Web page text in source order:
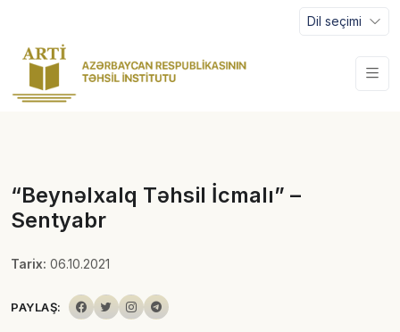
Dil seçimi
“Beynəlxalq Təhsil İcmalı” –
Sentyabr
Tarix: 06.10.2021
PAYLAŞ: